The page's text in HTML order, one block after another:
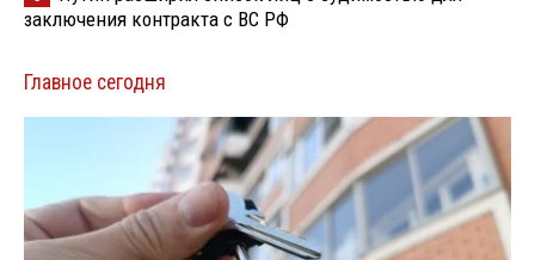
заключения контракта с ВС РФ
Главное сегодня